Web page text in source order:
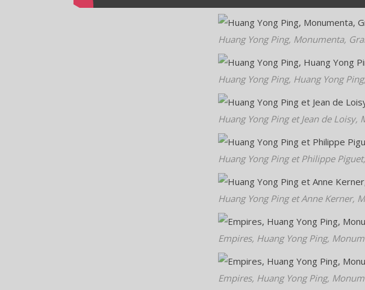
Huang Yong Ping, Monumenta,
Huang Yong Ping, Huang Yong
Huang Yong Ping et Jean de
Huang Yong Ping et Philippe
Huang Yong Ping et Anne Kerner,
Empires, Huang Yong Ping,
Empires, Huang Yong Ping,